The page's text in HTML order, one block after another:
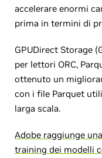
accelerare enormi
prima in termini di
GPUDirect Storage
per lettori ORC,
ottenuto un
con i file Parquet
larga scala.
Adobe raggiunge
training dei modelli